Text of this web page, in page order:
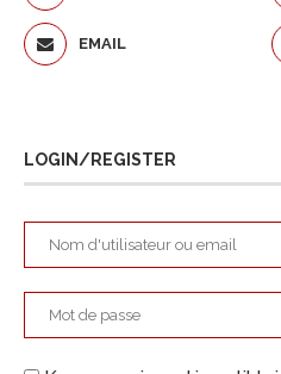
EMAIL
LOGIN/REGISTER